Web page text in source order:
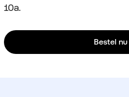
10a.
Bestel nu